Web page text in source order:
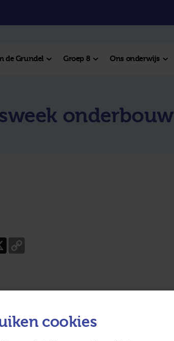
de Grundel Groep 8 Ons onderwijs
onderbouw
cookies